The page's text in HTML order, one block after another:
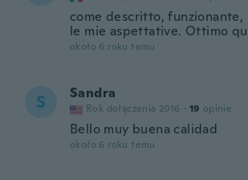
come descritto,
le mie aspettative. Ottimo
około 6 roku temu
S Sandra
Rok dołączenia 2016 · 19 opinie
Bello muy buena calidad
około 6 roku temu